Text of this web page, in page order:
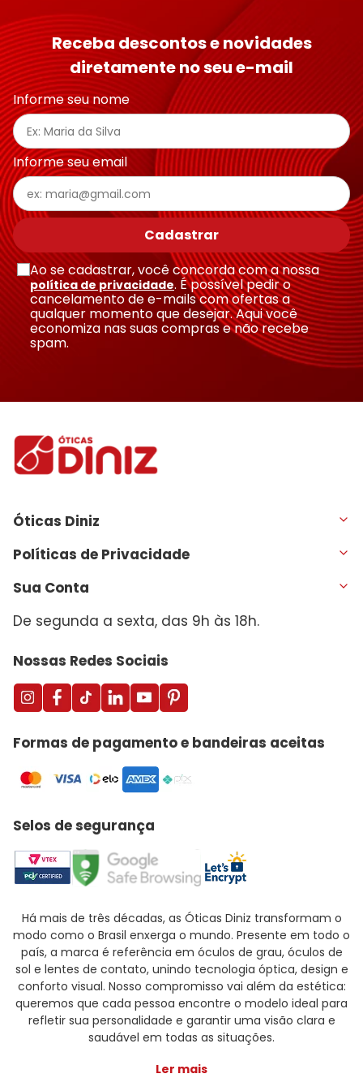
Receba descontos e novidades
diretamente no seu e-mail
Informe seu nome
Informe seu email
Cadastrar
Ao se cadastrar, você concorda com a nossa
política de privacidade. É possível pedir o
cancelamento de e-mails com ofertas a
qualquer momento que desejar. Aqui você
economiza nas suas compras e não recebe
spam.
Óticas Diniz
Políticas de Privacidade
Sua Conta
De segunda a sexta, das 9h às 18h.
Nossas Redes Sociais
Formas de pagamento e bandeiras aceitas
Selos de segurança
Há mais de três décadas, as Óticas Diniz transformam o
modo como o Brasil enxerga o mundo. Presente em todo o
país, a marca é referência em óculos de grau, óculos de
sol e lentes de contato, unindo tecnologia óptica, design e
conforto visual. Nosso compromisso vai além da estética:
queremos que cada pessoa encontre o modelo ideal para
refletir sua personalidade e garantir uma visão clara e
saudável em todas as situações.
Ler mais